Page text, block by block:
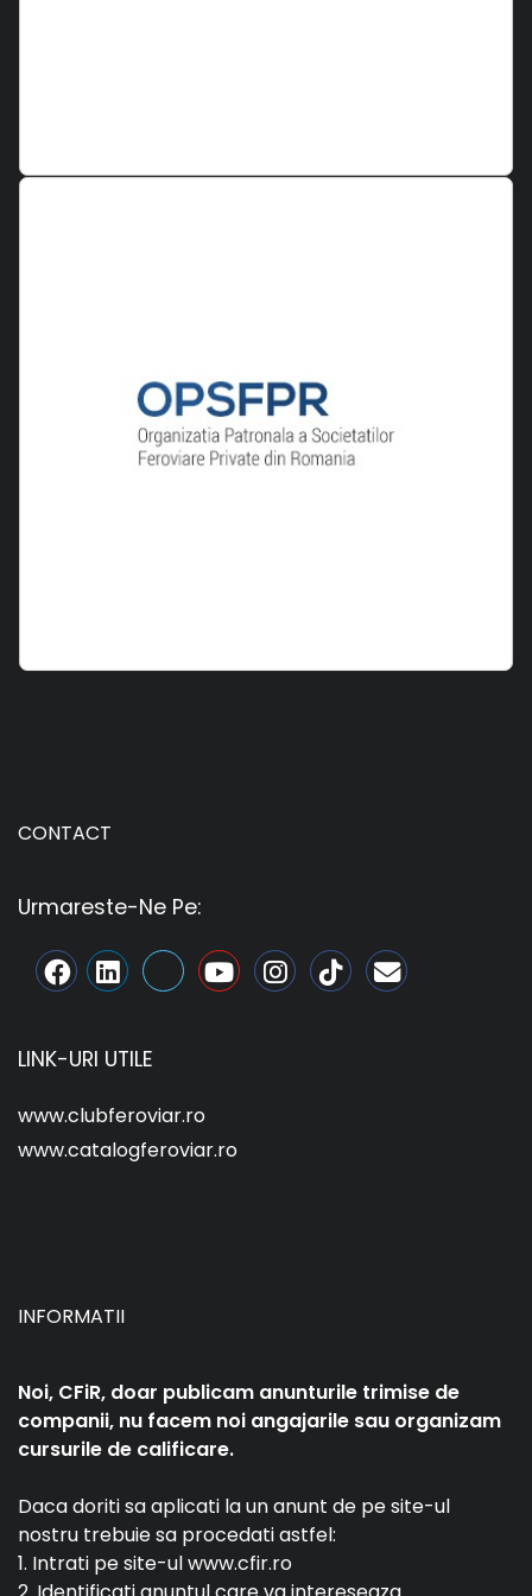
CONTACT
Urmareste-Ne Pe:
LINK-URI UTILE
www.clubferoviar.ro
www.catalogferoviar.ro
INFORMATII
Noi, CFiR, doar publicam anunturile trimise de
companii, nu facem noi angajarile sau organizam
cursurile de calificare.
Daca doriti sa aplicati la un anunt de pe site-ul
nostru trebuie sa procedati astfel:
1. Intrati pe site-ul www.cfir.ro